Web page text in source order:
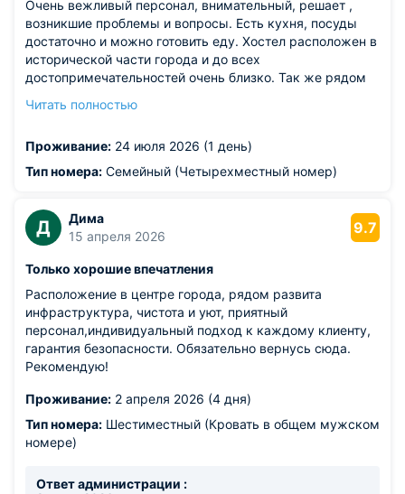
Очень вежливый персонал, внимательный, решает ,
возникшие проблемы и вопросы. Есть кухня, посуды
достаточно и можно готовить еду. Хостел расположен в
исторической части города и до всех
достопримечательностей очень близко. Так же рядом
весьма неплохое место. Цена-качество нормальное
близнаходящегося ресторана. , но мы ее не замечали.
Читать полностью
Проживание: 24 июля 2026 (1 день)
Тип номера: Семейный (Четырехместный номер)
Д
Дима
15 апреля 2026
9.7
Только хорошие впечатления
Расположение в центре города, рядом развита
инфраструктура, чистота и уют, приятный
персонал,индивидуальный подход к каждому клиенту,
гарантия безопасности. Обязательно вернусь сюда.
Рекомендую!
Проживание: 2 апреля 2026 (4 дня)
Тип номера: Шестиместный (Кровать в общем мужском
номере)
Ответ администрации :